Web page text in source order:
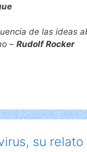
de las ideas
– Rudolf Rocker
su relato